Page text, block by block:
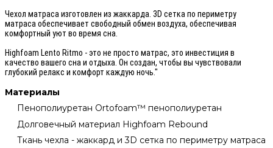
Чехол матраса изготовлен из жаккарда. 3D сетка по периметру
матраса обеспечивает свободный обмен воздуха, обеспечивая
комфортный уют во время сна.
Highfoam Lento Ritmo - это не просто матрас, это инвестиция в
качество вашего сна и отдыха. Он создан, чтобы вы чувствовали
глубокий релакс и комфорт каждую ночь."
Материалы
Пенополиуретан Ortofoam™ пенополиуретан
Долговечный материал Highfoam Rebound
Ткань чехла - жаккард и 3D сетка по периметру матраса